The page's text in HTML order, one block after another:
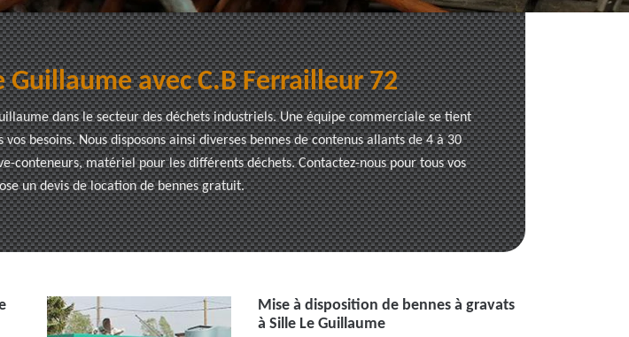
avec C.B Ferrailleur 72
dans le secteur des déchets industriels. Une équipe commerciale se tient
besoins. Nous disposons ainsi diverses bennes de contenus allants de 4 à 30
conteneurs, matériel pour les différents déchets. Contactez-nous pour tous vos
un devis de location de bennes gratuit.
Mise à disposition de bennes à gravats
à Sille Le Guillaume